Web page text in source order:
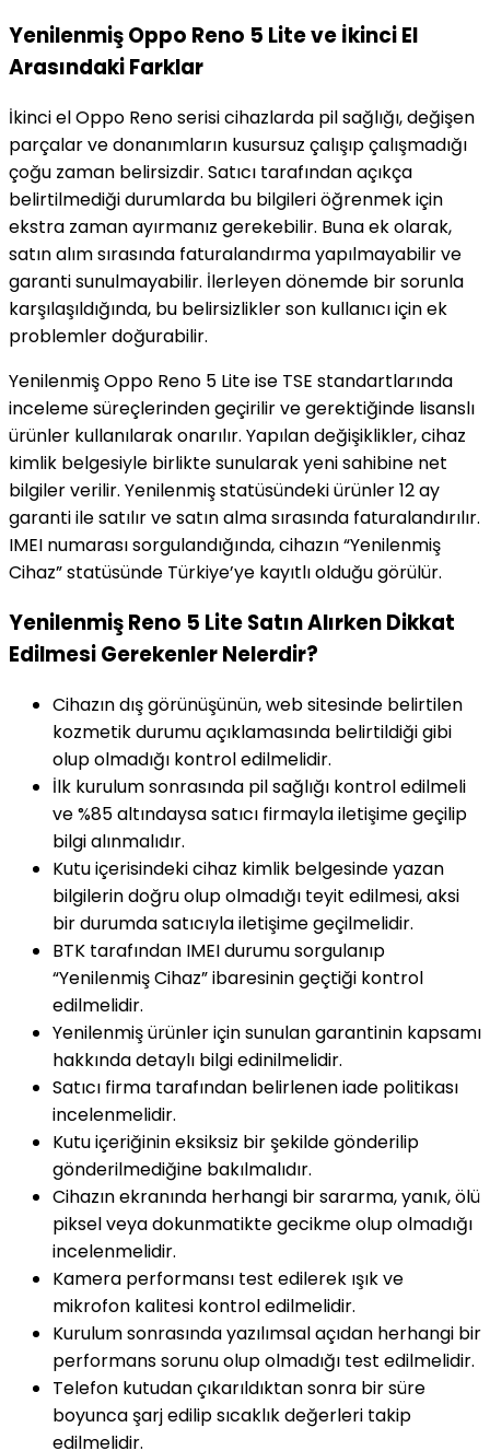
Yenilenmiş Oppo Reno 5 Lite ve İkinci El
Arasındaki Farklar
İkinci el Oppo Reno serisi cihazlarda pil sağlığı, değişen
parçalar ve donanımların kusursuz çalışıp çalışmadığı
çoğu zaman belirsizdir. Satıcı tarafından açıkça
belirtilmediği durumlarda bu bilgileri öğrenmek için
ekstra zaman ayırmanız gerekebilir. Buna ek olarak,
satın alım sırasında faturalandırma yapılmayabilir ve
garanti sunulmayabilir. İlerleyen dönemde bir sorunla
karşılaşıldığında, bu belirsizlikler son kullanıcı için ek
problemler doğurabilir.
Yenilenmiş Oppo Reno 5 Lite ise TSE standartlarında
inceleme süreçlerinden geçirilir ve gerektiğinde lisanslı
ürünler kullanılarak onarılır. Yapılan değişiklikler, cihaz
kimlik belgesiyle birlikte sunularak yeni sahibine net
bilgiler verilir. Yenilenmiş statüsündeki ürünler 12 ay
garanti ile satılır ve satın alma sırasında faturalandırılır.
IMEI numarası sorgulandığında, cihazın “Yenilenmiş
Cihaz” statüsünde Türkiye’ye kayıtlı olduğu görülür.
Yenilenmiş Reno 5 Lite Satın Alırken Dikkat
Edilmesi Gerekenler Nelerdir?
Cihazın dış görünüşünün, web sitesinde belirtilen
kozmetik durumu açıklamasında belirtildiği gibi
olup olmadığı kontrol edilmelidir.
İlk kurulum sonrasında pil sağlığı kontrol edilmeli
ve %85 altındaysa satıcı firmayla iletişime geçilip
bilgi alınmalıdır.
Kutu içerisindeki cihaz kimlik belgesinde yazan
bilgilerin doğru olup olmadığı teyit edilmesi, aksi
bir durumda satıcıyla iletişime geçilmelidir.
BTK tarafından IMEI durumu sorgulanıp
“Yenilenmiş Cihaz” ibaresinin geçtiği kontrol
edilmelidir.
Yenilenmiş ürünler için sunulan garantinin kapsamı
hakkında detaylı bilgi edinilmelidir.
Satıcı firma tarafından belirlenen iade politikası
incelenmelidir.
Kutu içeriğinin eksiksiz bir şekilde gönderilip
gönderilmediğine bakılmalıdır.
Cihazın ekranında herhangi bir sararma, yanık, ölü
piksel veya dokunmatikte gecikme olup olmadığı
incelenmelidir.
Kamera performansı test edilerek ışık ve
mikrofon kalitesi kontrol edilmelidir.
Kurulum sonrasında yazılımsal açıdan herhangi bir
performans sorunu olup olmadığı test edilmelidir.
Telefon kutudan çıkarıldıktan sonra bir süre
boyunca şarj edilip sıcaklık değerleri takip
edilmelidir.